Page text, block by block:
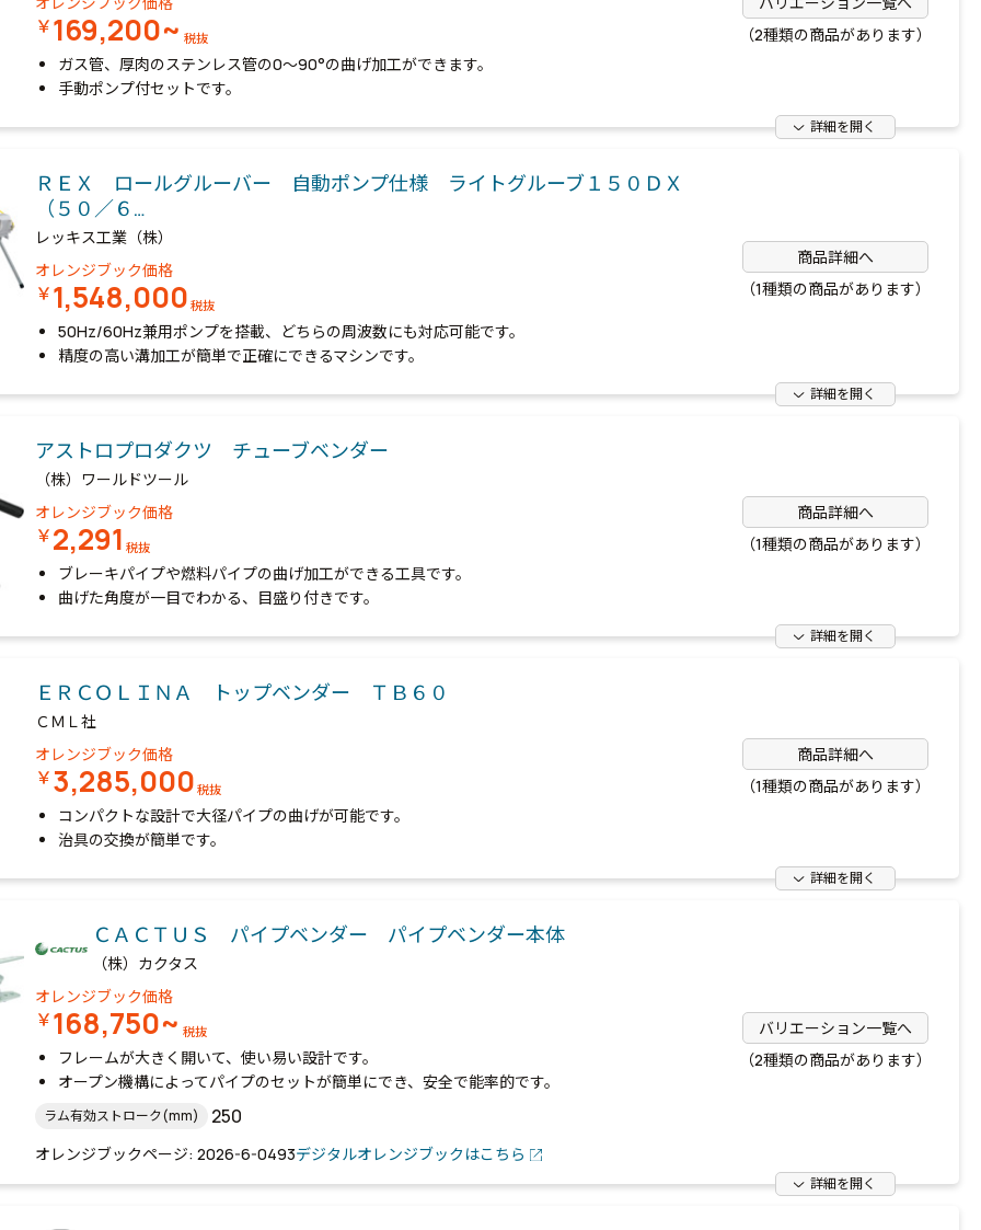
￥169,200~ 税抜
（2種類の商品があります）
ガス管、厚肉のステンレス管の0～90°の曲げ加工ができます。
手動ポンプ付セットです。
詳細を開く
ＲＥＸ ロールグルーバー 自動ポンプ仕様 ライトグルーブ１５０ＤＸ
（５０／６…
レッキス工業（株）
オレンジブック価格
￥1,548,000 税抜
商品詳細へ
（1種類の商品があります）
50Hz/60Hz兼用ポンプを搭載、どちらの周波数にも対応可能です。
精度の高い溝加工が簡単で正確にできるマシンです。
詳細を開く
アストロプロダクツ チューブベンダー
（株）ワールドツール
オレンジブック価格
￥2,291 税抜
商品詳細へ
（1種類の商品があります）
ブレーキパイプや燃料パイプの曲げ加工ができる工具です。
曲げた角度が一目でわかる、目盛り付きです。
詳細を開く
ＥＲＣＯＬＩＮＡ トップベンダー ＴＢ６０
ＣＭＬ社
オレンジブック価格
￥3,285,000 税抜
商品詳細へ
（1種類の商品があります）
コンパクトな設計で大径パイプの曲げが可能です。
治具の交換が簡単です。
詳細を開く
ＣＡＣＴＵＳ パイプベンダー パイプベンダー本体
（株）カクタス
オレンジブック価格
￥168,750~ 税抜
バリエーション一覧へ
（2種類の商品があります）
フレームが大きく開いて、使い易い設計です。
オープン機構によってパイプのセットが簡単にでき、安全で能率的です。
ラム有効ストローク(mm) 250
オレンジブックページ: 2026-6-0493デジタルオレンジブックはこちら
詳細を開く